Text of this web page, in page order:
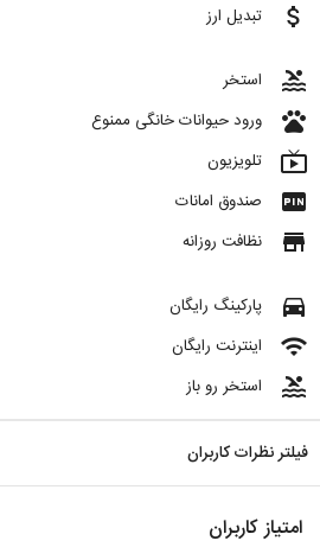
attach_money تبدیل ارز
pool استخر
pets ورود حیوانات خانگی ممنوع
live_tv تلویزیون
fiber_pin صندوق امانات
store نظافت روزانه
directions_car پارکینگ رایگان
wifi اینترنت رایگان
pool استخر رو باز
فیلتر نظرات کاربران
امتیاز کاربران